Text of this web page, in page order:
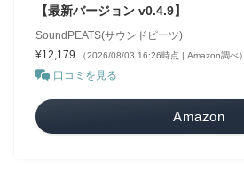
【最新バージョン v0.4.9】
SoundPEATS(サウンドピーツ)
¥12,179
（2026/08/03 16:26時点 | Amazon調べ）
口コミを見る
Amazon